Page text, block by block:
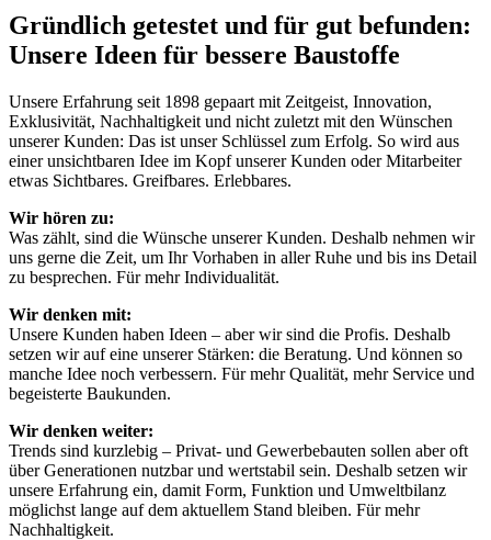
Gründlich getestet und für gut befunden:
Unsere Ideen für bessere Baustoffe
Unsere Erfahrung seit 1898 gepaart mit Zeitgeist, Innovation,
Exklusivität, Nachhaltigkeit und nicht zuletzt mit den Wünschen
unserer Kunden: Das ist unser Schlüssel zum Erfolg. So wird aus
einer unsichtbaren Idee im Kopf unserer Kunden oder Mitarbeiter
etwas Sichtbares. Greifbares. Erlebbares.
Wir hören zu:
Was zählt, sind die Wünsche unserer Kunden. Deshalb nehmen wir
uns gerne die Zeit, um Ihr Vorhaben in aller Ruhe und bis ins Detail
zu besprechen. Für mehr Individualität.
Wir denken mit:
Unsere Kunden haben Ideen – aber wir sind die Profis. Deshalb
setzen wir auf eine unserer Stärken: die Beratung. Und können so
manche Idee noch verbessern. Für mehr Qualität, mehr Service und
begeisterte Baukunden.
Wir denken weiter:
Trends sind kurzlebig – Privat- und Gewerbebauten sollen aber oft
über Generationen nutzbar und wertstabil sein. Deshalb setzen wir
unsere Erfahrung ein, damit Form, Funktion und Umweltbilanz
möglichst lange auf dem aktuellem Stand bleiben. Für mehr
Nachhaltigkeit.